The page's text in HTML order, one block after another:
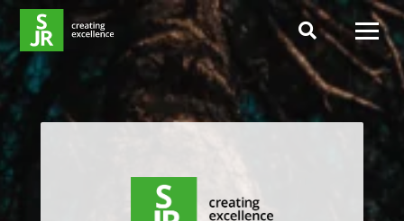
Hoppa till innehåll